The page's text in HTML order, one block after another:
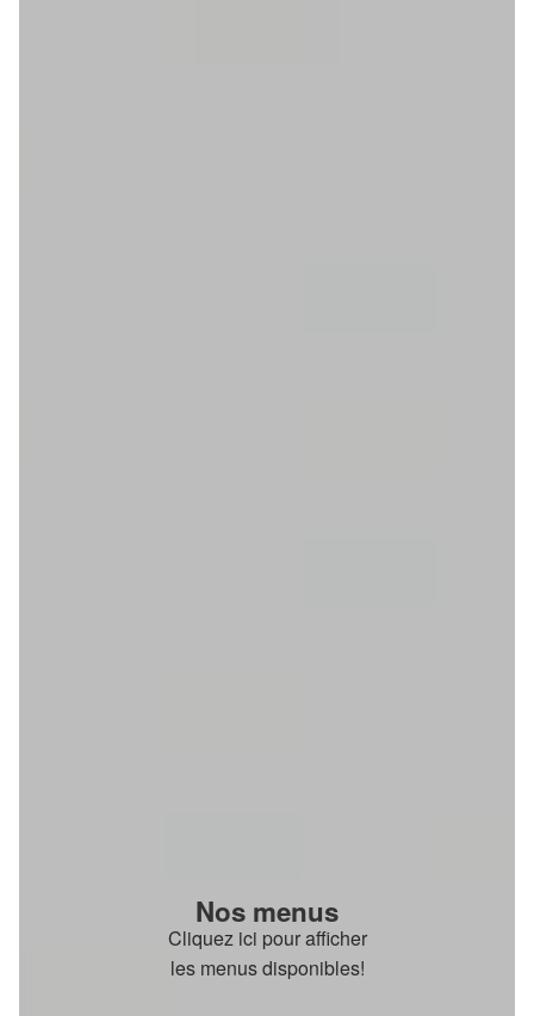
Nos menus
Cliquez ici pour afficher
les menus disponibles!